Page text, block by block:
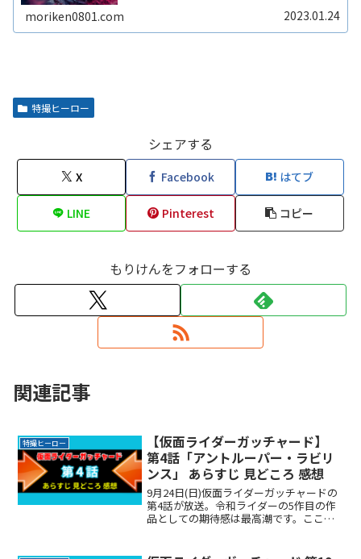
織、「地帝国バグナラク」についてまReadMore...
moriken0801.com 2023.01.24
特撮ヒーロー
シェアする
X Facebook はてブ
LINE Pinterest コピー
もりけんをフォローする
関連記事
特撮ヒーロー
【仮面ライダーガッチャード】
第4話「アントルーパー・ラビリ
ンス」 あらすじ 見どころ 感想
9月24日(日)仮面ライダーガッチャードの
第4話が放送。令和ライダーの5作目の作
品としての期待感は最高潮です。ここで